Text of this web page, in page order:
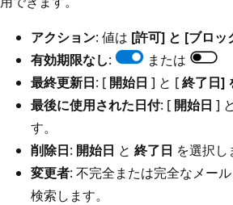
アクション: 値は [許可] と [ブロッ
有効期限なし:
または
最終更新日: [ 開始日 ] と [終了日]
最後に使用された日付: [ 開始日 ]
す。
削除日: 開始日 と 終了日 を選択し
変更者: 不完全または完全なメー
検索します。